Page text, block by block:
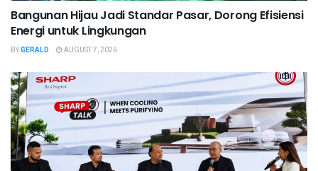
Bangunan Hijau Jadi Standar Pasar, Dorong Efisiensi
Energi untuk Lingkungan
BYGERALD AUGUST 7, 2026